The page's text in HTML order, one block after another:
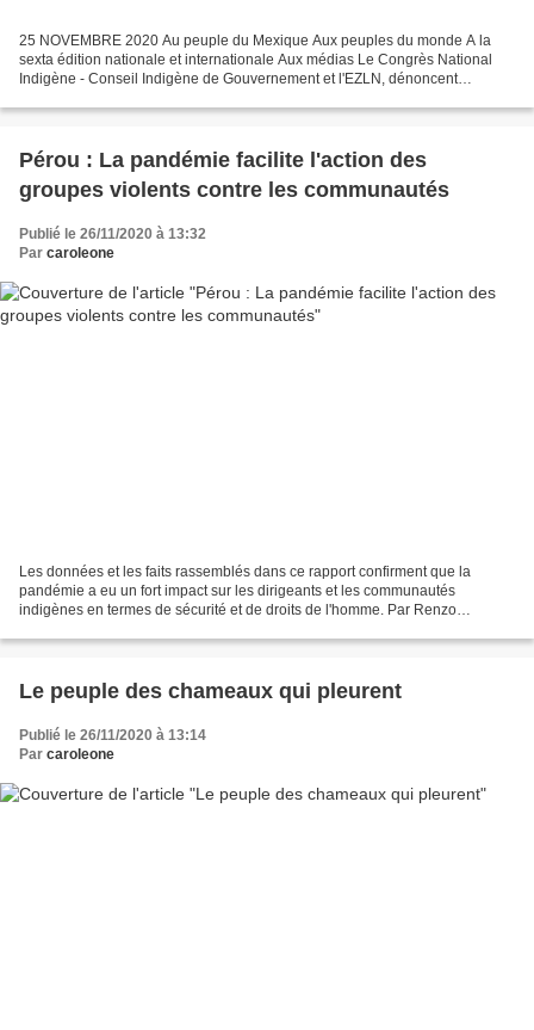
25 NOVEMBRE 2020 Au peuple du Mexique Aux peuples du monde A la
sexta édition nationale et internationale Aux médias Le Congrès National
Indigène - Conseil Indigène de Gouvernement et l'EZLN, dénoncent
Pérou : La pandémie facilite l'action des
groupes violents contre les communautés
Publié le 26/11/2020 à 13:32
Par caroleone
Les données et les faits rassemblés dans ce rapport confirment que la
pandémie a eu un fort impact sur les dirigeants et les communautés
indigènes en termes de sécurité et de droits de l'homme. Par Renzo
Le peuple des chameaux qui pleurent
Publié le 26/11/2020 à 13:14
Par caroleone